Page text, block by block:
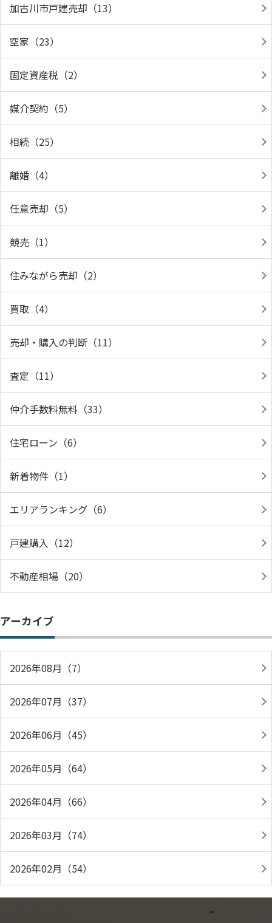
加古川市戸建売却（13）
空家（23）
固定資産税（2）
媒介契約（5）
相続（25）
離婚（4）
任意売却（5）
競売（1）
住みながら売却（2）
買取（4）
売却・購入の判断（11）
査定（11）
仲介手数料無料（33）
住宅ローン（6）
新着物件（1）
エリアランキング（6）
戸建購入（12）
不動産相場（20）
アーカイブ
2026年08月（7）
2026年07月（37）
2026年06月（45）
2026年05月（64）
2026年04月（66）
2026年03月（74）
2026年02月（54）